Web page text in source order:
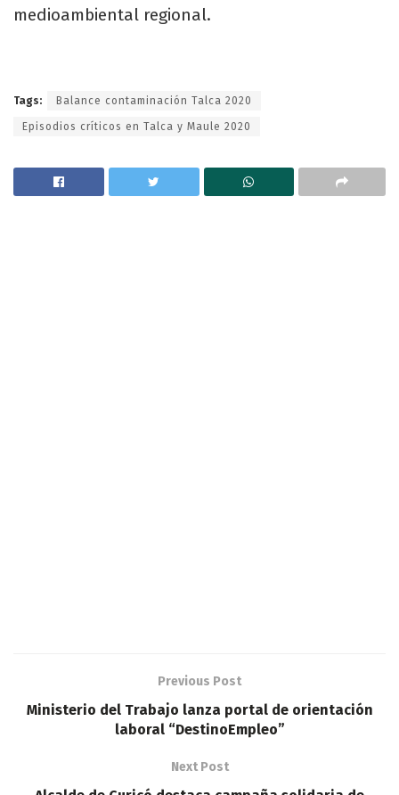
medioambiental regional.
Tags: Balance contaminación Talca 2020
Episodios críticos en Talca y Maule 2020
Previous Post
Ministerio del Trabajo lanza portal de orientación
laboral “DestinoEmpleo”
Next Post